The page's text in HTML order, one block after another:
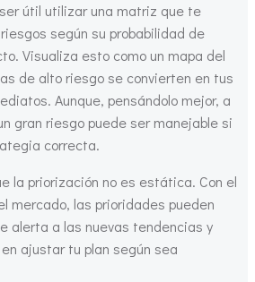
útil utilizar una matriz que te
según su probabilidad de
Visualiza esto como un mapa del
de alto riesgo se convierten en tus
Aunque, pensándolo mejor, a
gran riesgo puede ser manejable si
correcta.
la priorización no es estática. Con el
mercado, las prioridades pueden
alerta a las nuevas tendencias y
ajustar tu plan según sea